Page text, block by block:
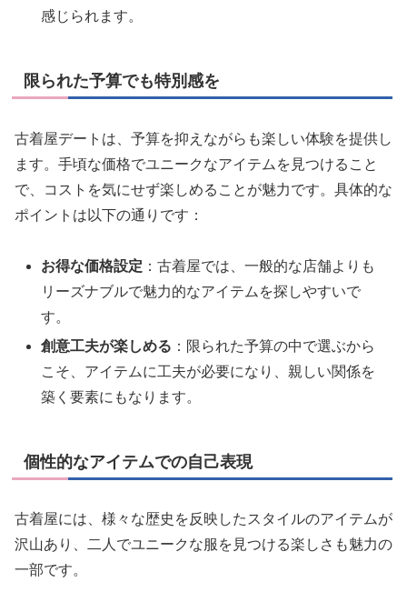
感じられます。
限られた予算でも特別感を
古着屋デートは、予算を抑えながらも楽しい体験を提供し
ます。手頃な価格でユニークなアイテムを見つけること
で、コストを気にせず楽しめることが魅力です。具体的な
ポイントは以下の通りです：
お得な価格設定 ：古着屋では、一般的な店舗よりも
リーズナブルで魅力的なアイテムを探しやすいで
す。
創意工夫が楽しめる ：限られた予算の中で選ぶから
こそ、アイテムに工夫が必要になり、親しい関係を
築く要素にもなります。
個性的なアイテムでの自己表現
古着屋には、様々な歴史を反映したスタイルのアイテムが
沢山あり、二人でユニークな服を見つける楽しさも魅力の
一部です。